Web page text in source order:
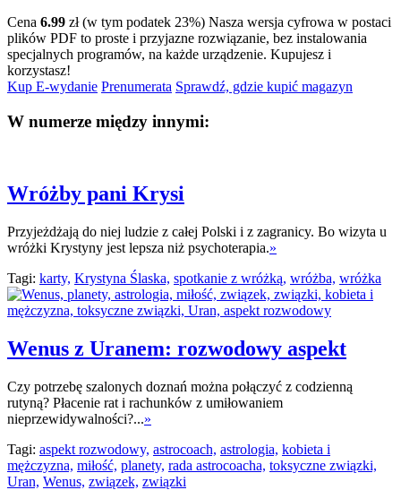
Cena 6.99 zł (w tym podatek 23%) Nasza wersja cyfrowa w postaci
plików PDF to proste i przyjazne rozwiązanie, bez instalowania
specjalnych programów, na każde urządzenie. Kupujesz i
korzystasz!
Kup E-wydanie Prenumerata Sprawdź, gdzie kupić magazyn
W numerze między innymi:
Wróżby pani Krysi
Przyjeżdżają do niej ludzie z całej Polski i z zagranicy. Bo wizyta u
wróżki Krystyny jest lepsza niż psychoterapia.»
Tagi: karty, Krystyna Ślaska, spotkanie z wróżką, wróżba, wróżka
Wenus z Uranem: rozwodowy aspekt
Czy potrzebę szalonych doznań można połączyć z codzienną
rutyną? Płacenie rat i rachunków z umiłowaniem
nieprzewidywalności?...»
Tagi: aspekt rozwodowy, astrocoach, astrologia, kobieta i
mężczyzna, miłość, planety, rada astrocoacha, toksyczne związki,
Uran, Wenus, związek, związki